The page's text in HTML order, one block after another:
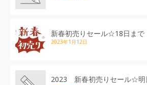
新春初売りセール☆18日まで
2023年1月12日
2023 新春初売りセール☆明